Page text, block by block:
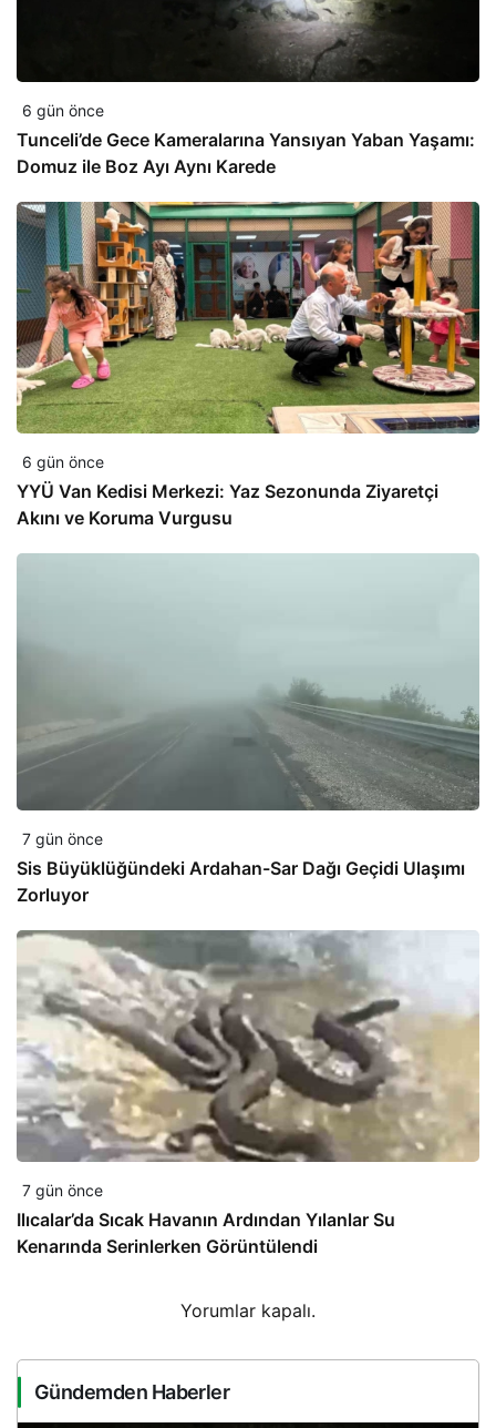
6 gün önce
Tunceli’de Gece Kameralarına Yansıyan Yaban Yaşamı:
Domuz ile Boz Ayı Aynı Karede
6 gün önce
YYÜ Van Kedisi Merkezi: Yaz Sezonunda Ziyaretçi
Akını ve Koruma Vurgusu
7 gün önce
Sis Büyüklüğündeki Ardahan-Sar Dağı Geçidi Ulaşımı
Zorluyor
7 gün önce
Ilıcalar’da Sıcak Havanın Ardından Yılanlar Su
Kenarında Serinlerken Görüntülendi
Yorumlar kapalı.
Gündemden Haberler